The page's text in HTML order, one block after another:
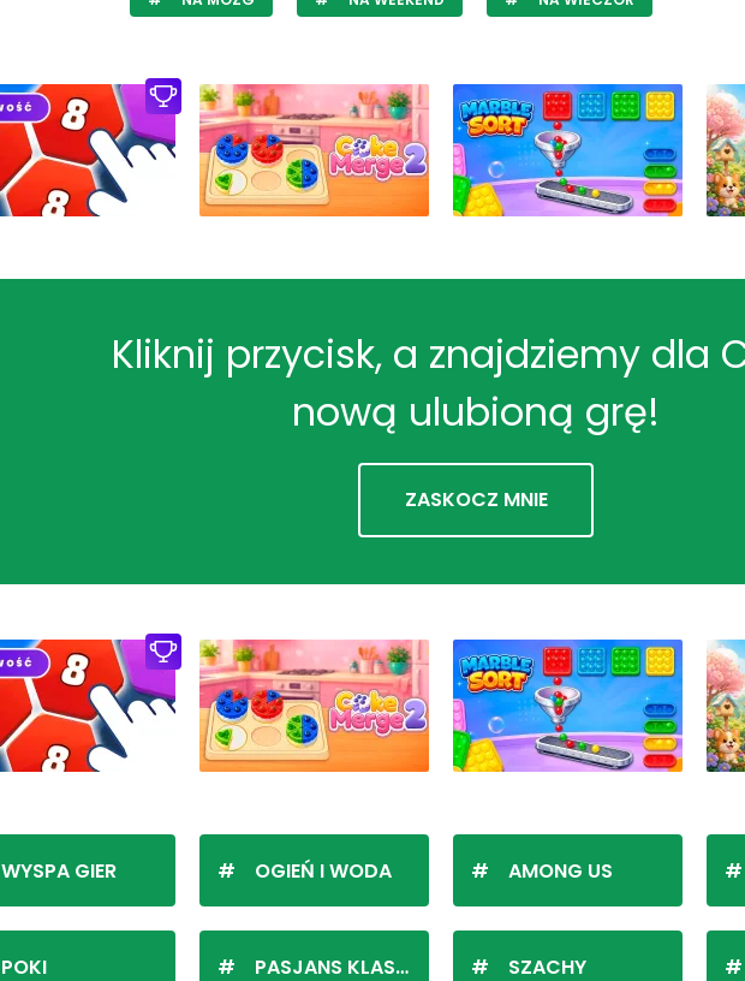
Kliknij przycisk, a znajdziemy dla
nową ulubioną grę!
ZASKOCZ MNIE
WYSPA GIER
POKI
OGIEŃ I WODA
PASJANS KLASYCZNY
AMONG US
SZACHY